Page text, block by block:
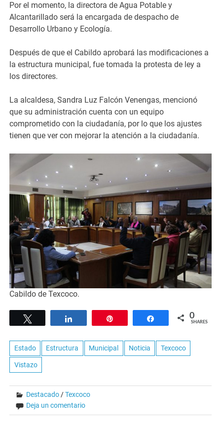
Por el momento, la directora de Agua Potable y
Alcantarillado será la encargada de despacho de
Desarrollo Urbano y Ecología.
Después de que el Cabildo aprobará las modificaciones a
la estructura municipal, fue tomada la protesta de ley a
los directores.
La alcaldesa, Sandra Luz Falcón Venengas, mencionó
que su administración cuenta con un equipo
comprometido con la ciudadanía, por lo que los ajustes
tienen que ver con mejorar la atención a la ciudadanía.
Cabildo de Texcoco.
Share 0
SHARES
Estado Estructura Municipal Noticia Texcoco
Vistazo
Destacado /Texcoco
Deja un comentario